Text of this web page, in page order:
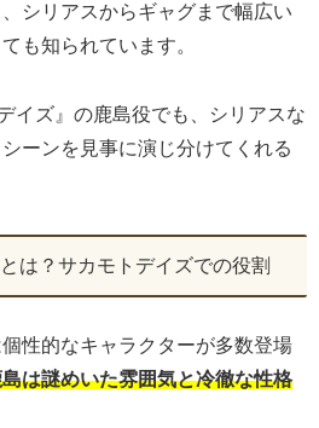
シリアスからギャグまで幅広い
も知られています。
イズ』の鹿島役でも、シリアスな
ーンを見事に演じ分けてくれる
は？サカモトデイズでの役割
個性的なキャラクターが多数登場
は謎めいた雰囲気と冷徹な性格